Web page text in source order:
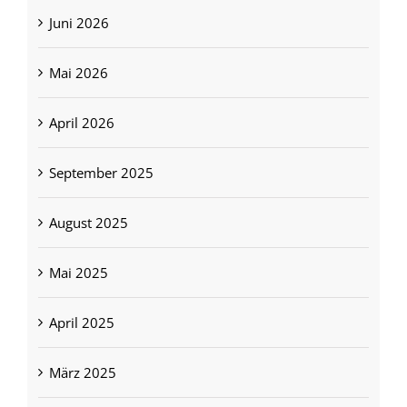
Juni 2026
Mai 2026
April 2026
September 2025
August 2025
Mai 2025
April 2025
März 2025